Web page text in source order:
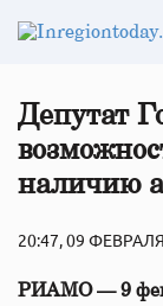
Депутат
наличию
20:47, 09
РИАМО — 9